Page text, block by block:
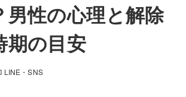
男性の心理と解除
期の目安
LINE・SNS